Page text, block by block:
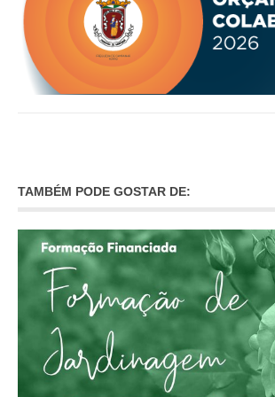
AUTARQUIA
CONSTITUIÇÃO
DOCUMENTOS
ATAS E DOCUMENTOS DA ASSEMBLEIA
EDITAIS
REGULAMENTOS E TAXAS
PLANO E ORÇAMENTO
RELATÓRIO E CONTAS
TAMBÉM PODE GOSTAR DE: